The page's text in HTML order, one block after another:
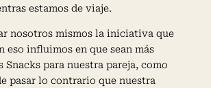
estamos de viaje.
nosotros mismos la iniciativa que
eso influimos en que sean más
Snacks para nuestra pareja, como
pasar lo contrario que nuestra